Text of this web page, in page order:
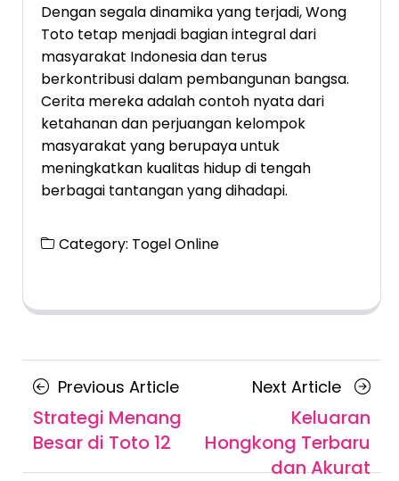
Dengan segala dinamika yang terjadi, Wong
Toto tetap menjadi bagian integral dari
masyarakat Indonesia dan terus
berkontribusi dalam pembangunan bangsa.
Cerita mereka adalah contoh nyata dari
ketahanan dan perjuangan kelompok
masyarakat yang berupaya untuk
meningkatkan kualitas hidup di tengah
berbagai tantangan yang dihadapi.
Category: Togel Online
Posts
navigation
Previous ArticlePrevious
Article
Strategi Menang
Besar di Toto 12
Next Article Next
Article
Keluaran
Hongkong Terbaru
dan Akurat